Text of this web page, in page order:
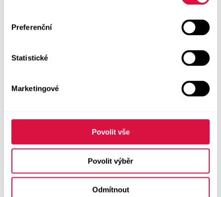
Preferenční
Statistické
Marketingové
Povolit vše
Povolit výběr
Odmítnout